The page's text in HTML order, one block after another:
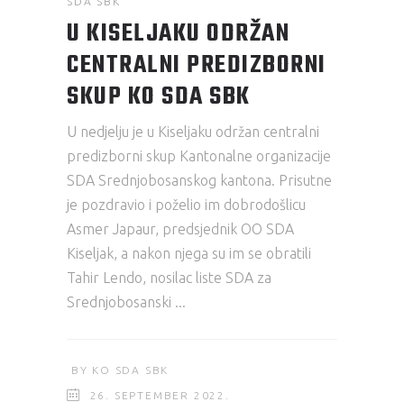
U KISELJAKU ODRŽAN
CENTRALNI PREDIZBORNI
SKUP KO SDA SBK
U nedjelju je u Kiseljaku održan centralni
predizborni skup Kantonalne organizacije
SDA Srednjobosanskog kantona. Prisutne
je pozdravio i poželio im dobrodošlicu
Asmer Japaur, predsjednik OO SDA
Kiseljak, a nakon njega su im se obratili
Tahir Lendo, nosilac liste SDA za
Srednjobosanski
BY KO SDA SBK
26. SEPTEMBER 2022.